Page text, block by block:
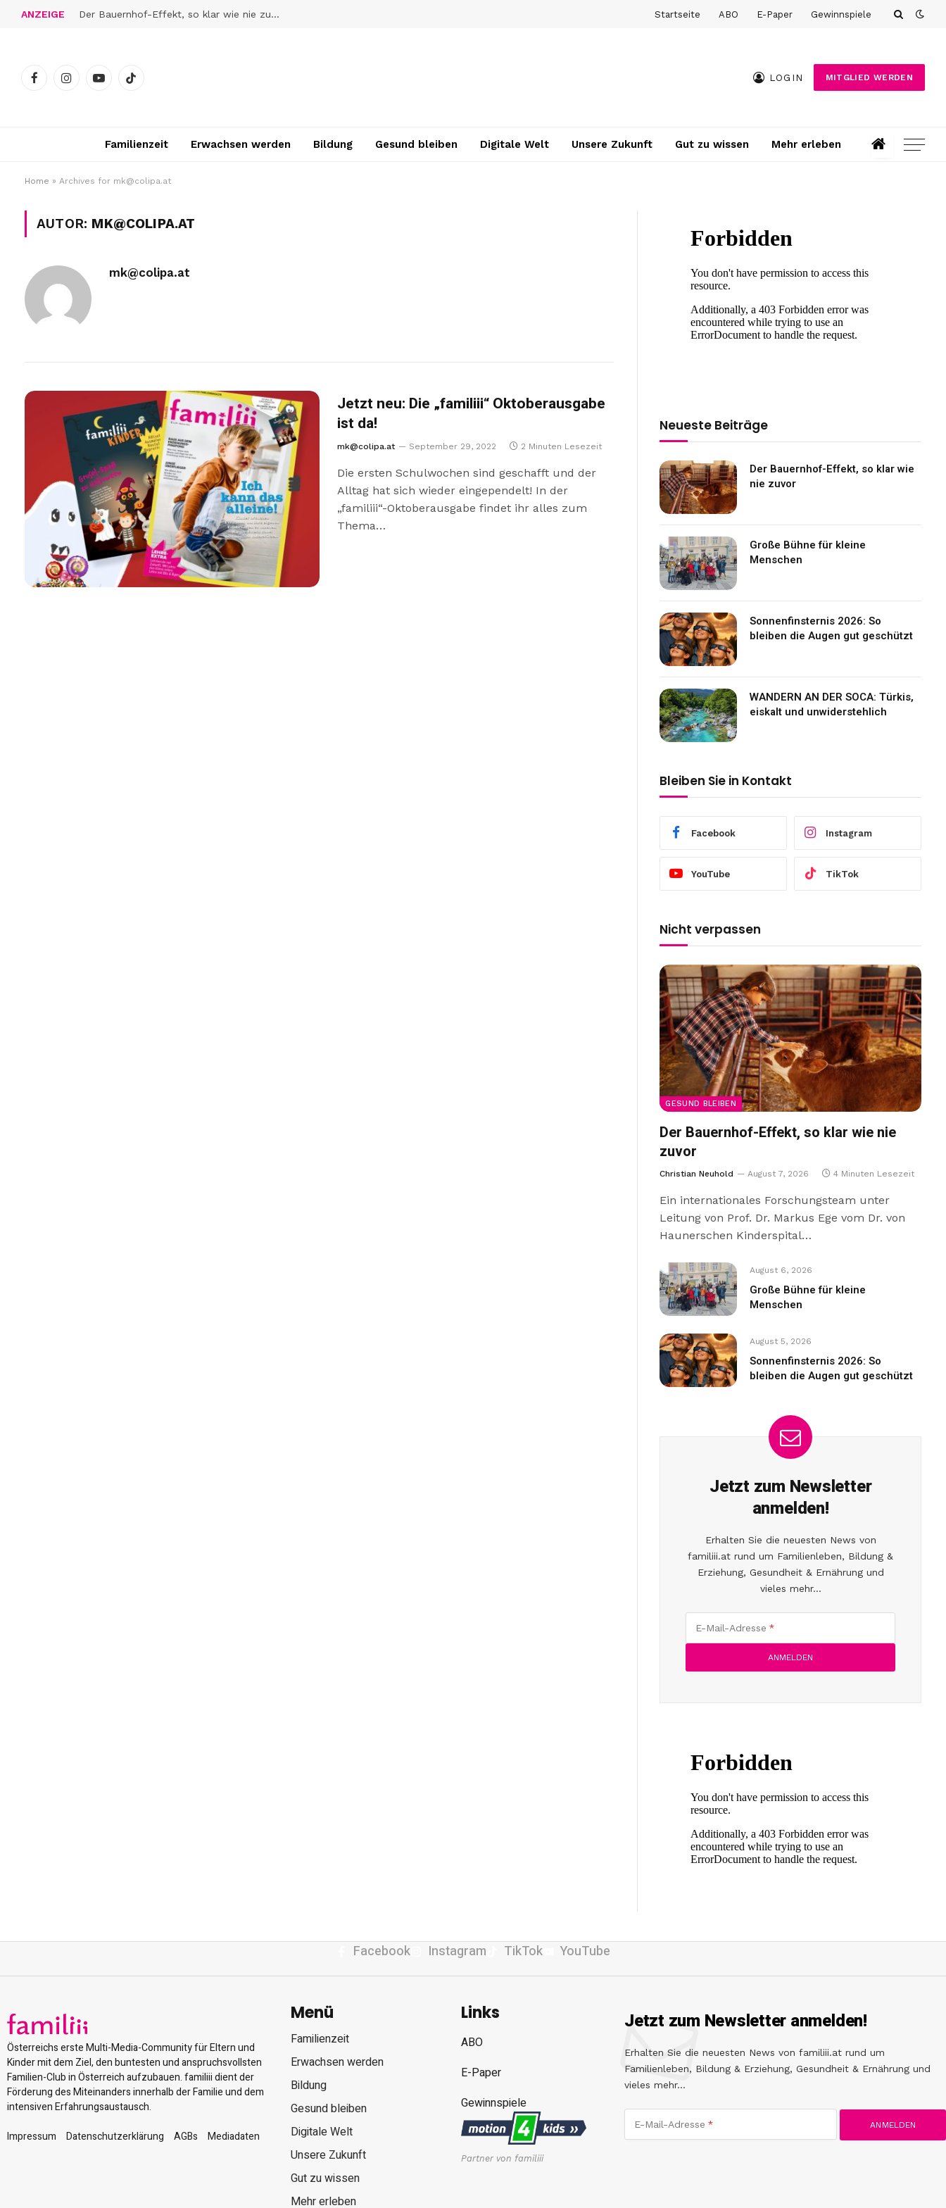
ANZEIGE Der Bauernhof-Effekt, so klar wie nie zuvor Startseite ABO E-Paper Gewinnspiele
FacebookInstagramYouTubeTikTok
LOGIN MITGLIED WERDEN
Familienzeit Erwachsen werden Bildung Gesund bleiben Digitale Welt Unsere Zukunft Gut zu wissen Mehr erleben
Home » Archives for mk@colipa.at
AUTOR: MK@COLIPA.AT
mk@colipa.at
Jetzt neu: Die „familiii“ Oktoberausgabe
ist da!
mk@colipa.at September 29, 2022 2 Minuten Lesezeit
Die ersten Schulwochen sind geschafft und der
Alltag hat sich wieder eingependelt! In der
„familiii“-Oktoberausgabe findet ihr alles zum
Thema…
Neueste Beiträge
Der Bauernhof-Effekt, so klar wie
nie zuvor
Große Bühne für kleine
Menschen
Sonnenfinsternis 2026: So
bleiben die Augen gut geschützt
WANDERN AN DER SOCA: Türkis,
eiskalt und unwiderstehlich
Bleiben Sie in Kontakt
Facebook Instagram
YouTube TikTok
Nicht verpassen
GESUND BLEIBEN
Der Bauernhof-Effekt, so klar wie nie
zuvor
Christian Neuhold August 7, 2026 4 Minuten Lesezeit
Ein internationales Forschungsteam unter
Leitung von Prof. Dr. Markus Ege vom Dr. von
Haunerschen Kinderspital…
August 6, 2026
Große Bühne für kleine
Menschen
August 5, 2026
Sonnenfinsternis 2026: So
bleiben die Augen gut geschützt
Jetzt zum Newsletter
anmelden!
Erhalten Sie die neuesten News von
familiii.at rund um Familienleben, Bildung &
Erziehung, Gesundheit & Ernährung und
vieles mehr...
E-Mail-Adresse
Facebook Instagram TikTok YouTube
Österreichs erste Multi-Media-Community für Eltern und
Kinder mit dem Ziel, den buntesten und anspruchsvollsten
Familien-Club in Österreich aufzubauen. familiii dient der
Förderung des Miteinanders innerhalb der Familie und dem
intensiven Erfahrungsaustausch.
Impressum
Datenschutzerklärung AGBs Mediadaten
Menü
Familienzeit
Erwachsen werden
Bildung
Gesund bleiben
Digitale Welt
Unsere Zukunft
Gut zu wissen
Mehr erleben
Links
ABO
E-Paper
Gewinnspiele
Partner von familiii
Jetzt zum Newsletter anmelden!
Erhalten Sie die neuesten News von familiii.at rund um
Familienleben, Bildung & Erziehung, Gesundheit & Ernährung und
vieles mehr...
E-Mail-Adresse